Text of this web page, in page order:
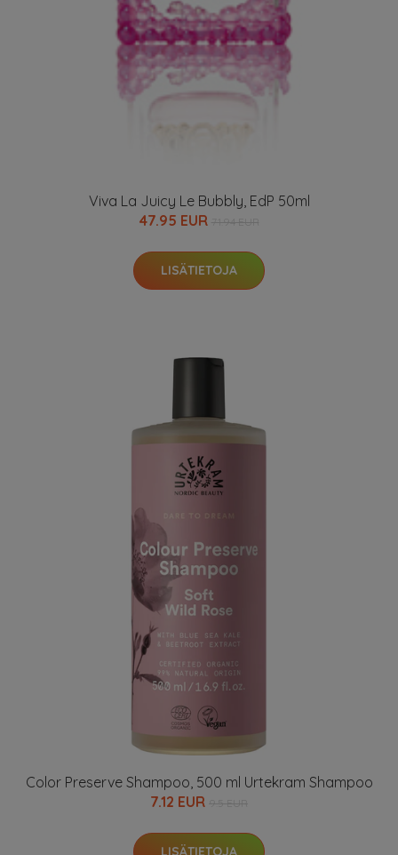
Viva La Juicy Le Bubbly, EdP 50ml
47.95 EUR
LISÄTIETOJA
Color Preserve Shampoo, 500 ml Urtekram Shampoo
7.12 EUR
LISÄTIETOJA